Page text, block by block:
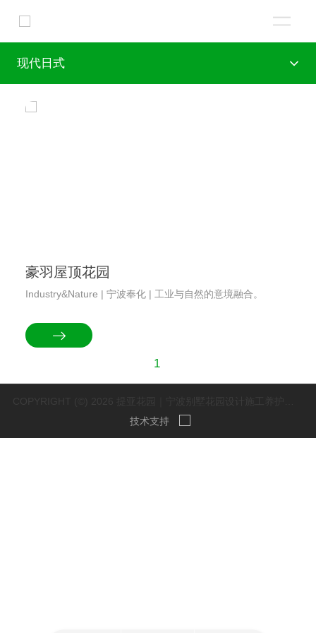
豪羽屋顶花园
Industry&Nature | 宁波奉化 | 工业与自然的意境融合。
1
技术支持
现代日式